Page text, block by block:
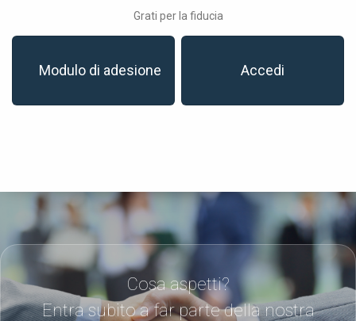
Grati per la fiducia
Modulo di adesione Accedi
Cosa aspetti?
Entra subito a far parte della nostra